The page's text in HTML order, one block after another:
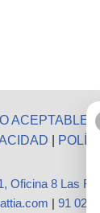
ACEPTABLE |
Oficina 8 Las
| 91 027